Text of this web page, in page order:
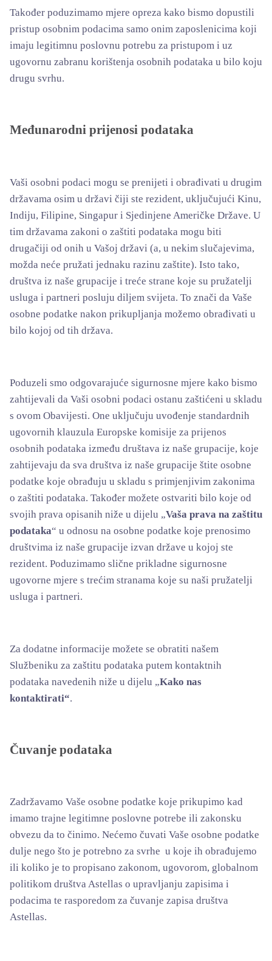
Također poduzimamo mjere opreza kako bismo dopustili
pristup osobnim podacima samo onim zaposlenicima koji
imaju legitimnu poslovnu potrebu za pristupom i uz
ugovornu zabranu korištenja osobnih podataka u bilo koju
drugu svrhu.
Međunarodni prijenosi podataka
Vaši osobni podaci mogu se prenijeti i obrađivati u drugim
državama osim u državi čiji ste rezident, uključujući Kinu,
Indiju, Filipine, Singapur i Sjedinjene Američke Države. U
tim državama zakoni o zaštiti podataka mogu biti
drugačiji od onih u Vašoj državi (a, u nekim slučajevima,
možda neće pružati jednaku razinu zaštite). Isto tako,
društva iz naše grupacije i treće strane koje su pružatelji
usluga i partneri posluju diljem svijeta. To znači da Vaše
osobne podatke nakon prikupljanja možemo obrađivati u
bilo kojoj od tih država.
Poduzeli smo odgovarajuće sigurnosne mjere kako bismo
zahtijevali da Vaši osobni podaci ostanu zaštićeni u skladu
s ovom Obavijesti. One uključuju uvođenje standardnih
ugovornih klauzula Europske komisije za prijenos
osobnih podataka između društava iz naše grupacije, koje
zahtijevaju da sva društva iz naše grupacije štite osobne
podatke koje obrađuju u skladu s primjenjivim zakonima
o zaštiti podataka. Također možete ostvariti bilo koje od
svojih prava opisanih niže u dijelu „Vaša prava na zaštitu
podataka“ u odnosu na osobne podatke koje prenosimo
društvima iz naše grupacije izvan države u kojoj ste
rezident. Poduzimamo slične prikladne sigurnosne
ugovorne mjere s trećim stranama koje su naši pružatelji
usluga i partneri.
Za dodatne informacije možete se obratiti našem
Službeniku za zaštitu podataka putem kontaktnih
podataka navedenih niže u dijelu „Kako nas
kontaktirati“.
Čuvanje podataka
Zadržavamo Vaše osobne podatke koje prikupimo kad
imamo trajne legitimne poslovne potrebe ili zakonsku
obvezu da to činimo. Nećemo čuvati Vaše osobne podatke
dulje nego što je potrebno za svrhe u koje ih obrađujemo
ili koliko je to propisano zakonom, ugovorom, globalnom
politikom društva Astellas o upravljanju zapisima i
podacima te rasporedom za čuvanje zapisa društva
Astellas.